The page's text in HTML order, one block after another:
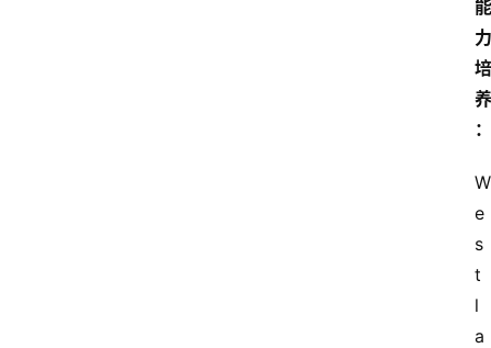
能
力
培
养
：
W
e
s
t
l
a